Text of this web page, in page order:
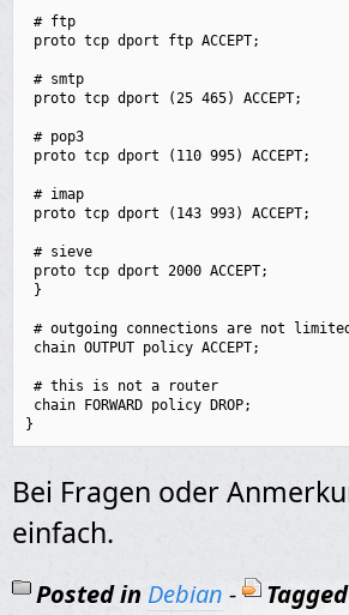
# ftp
proto tcp dport ftp ACCEPT;
# smtp
proto tcp dport (25 465) ACCEPT;
# pop3
proto tcp dport (110 995) ACCEPT;
# imap
proto tcp dport (143 993) ACCEPT;
# sieve
proto tcp dport 2000 ACCEPT;
}
# outgoing connections are not limited
chain OUTPUT policy ACCEPT;
# this is not a router
chain FORWARD policy DROP;
}
Bei Fragen oder
einfach.
Posted in Debian - Tagged